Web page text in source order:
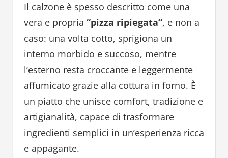
Il calzone è spesso descritto come una
vera e propria “pizza ripiegata”, e non a
caso: una volta cotto, sprigiona un
interno morbido e succoso, mentre
l’esterno resta croccante e leggermente
affumicato grazie alla cottura in forno. È
un piatto che unisce comfort, tradizione e
artigianalità, capace di trasformare
ingredienti semplici in un’esperienza ricca
e appagante.